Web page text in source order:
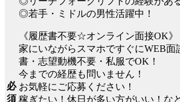
必
須
◎若手・ミドルの男性活躍中！
《履歴書不要☆オンライン面接OK》
家にいながらスマホですぐにWEB面
書・志望動機不要・私服でOK！
今までの経歴も問いません！
お気軽にご応募ください！
稼ぎたい！休日が多い方がいい！な